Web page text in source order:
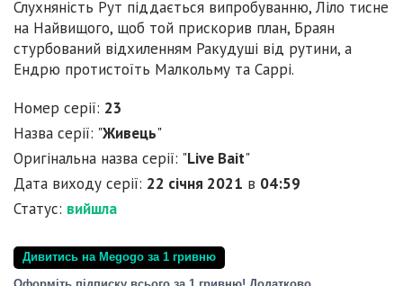
Слухняність Рут піддається випробуванню, Ліло тисне
на Найвищого, щоб той прискорив план, Браян
стурбований відхиленням Ракудуші від рутини, а
Ендрю протистоїть Малкольму та Саррі.
Номер серії: 23
Назва серії: "Живець"
Оригінальна назва серії: "Live Bait"
Дата виходу серії: 22 січня 2021 в 04:59
Статус: вийшла
Дивитись на Megogo за 1 гривню